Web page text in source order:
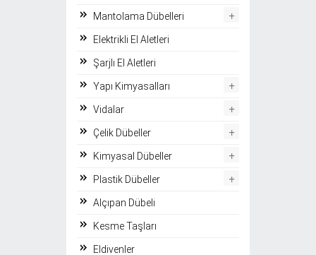
Mantolama Dübelleri +
Elektrikli El Aletleri
Şarjlı El Aletleri
Yapı Kimyasalları +
Vidalar +
Çelik Dübeller +
Kimyasal Dübeller +
Plastik Dübeller +
Alçıpan Dübeli
Kesme Taşları
Eldivenler